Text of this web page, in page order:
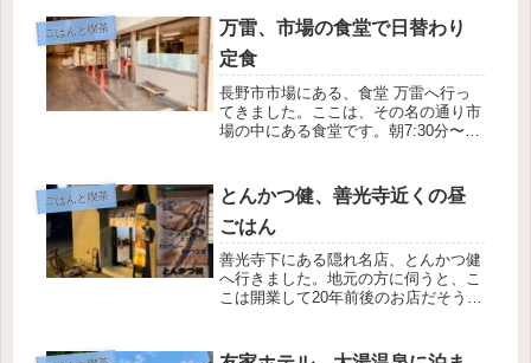
ごはんと喫茶
万雷、市場の食堂で日替わり
定食
長野市市場にある、食堂 万雷へ行っ
てきました。ここは、その名の通り市
場の中にある食堂です。朝7:30分〜か
気で、お母さんが作る味に近いと思い
ます。いわゆる市場メシが食べれま...
ごはんと喫茶
とんかつ健、善光寺近くの昼
ごはん
善光寺下にある隠れ名店、とんかつ健
へ行きました。地元の方に伺うと、こ
こは開業して20年前後のお店だそうで
レー、うどんetcと揚げ物以外も充実